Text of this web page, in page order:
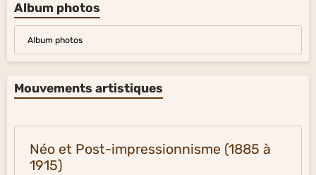
Album photos
Album photos
Mouvements artistiques
Néo et Post-impressionnisme (1885 à
1915)